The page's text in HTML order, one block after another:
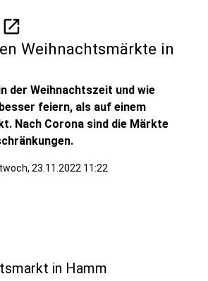
open_in_new
Weihnachtsmärkte in
der Weihnachtszeit und wie
feiern, als auf einem
Nach Corona sind die Märkte
23.11.2022 11:22
in Hamm